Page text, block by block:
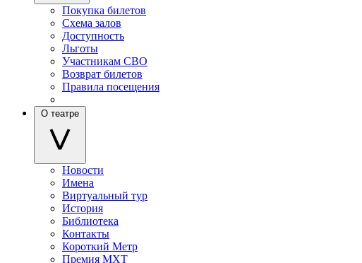
Покупка билетов
Схема залов
Доступность
Льготы
Участникам СВО
Возврат билетов
Правила посещения
О театре
Новости
Имена
Виртуальный тур
История
Библиотека
Контакты
Короткий Метр
Премия МХТ